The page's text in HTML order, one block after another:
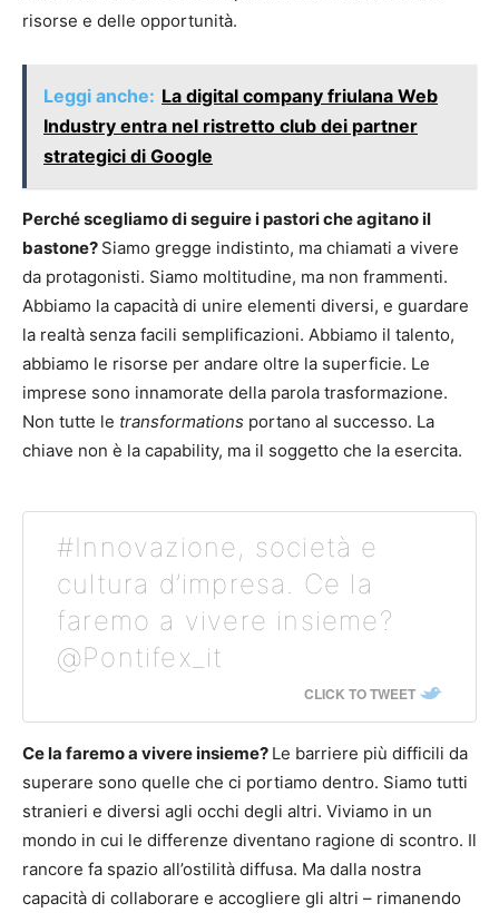
risorse e delle opportunità.
Leggi anche: La digital company friulana Web
Industry entra nel ristretto club dei partner
strategici di Google
Perché scegliamo di seguire i pastori che agitano il
bastone? Siamo gregge indistinto, ma chiamati a vivere
da protagonisti. Siamo moltitudine, ma non frammenti.
Abbiamo la capacità di unire elementi diversi, e guardare
la realtà senza facili semplificazioni. Abbiamo il talento,
abbiamo le risorse per andare oltre la superficie. Le
imprese sono innamorate della parola trasformazione.
Non tutte le transformations portano al successo. La
chiave non è la capability, ma il soggetto che la esercita.
#Innovazione, società e
cultura d’impresa. Ce la
faremo a vivere insieme?
@Pontifex_it
CLICK TO TWEET
Ce la faremo a vivere insieme? Le barriere più difficili da
superare sono quelle che ci portiamo dentro. Siamo tutti
stranieri e diversi agli occhi degli altri. Viviamo in un
mondo in cui le differenze diventano ragione di scontro. Il
rancore fa spazio all’ostilità diffusa. Ma dalla nostra
capacità di collaborare e accogliere gli altri – rimanendo